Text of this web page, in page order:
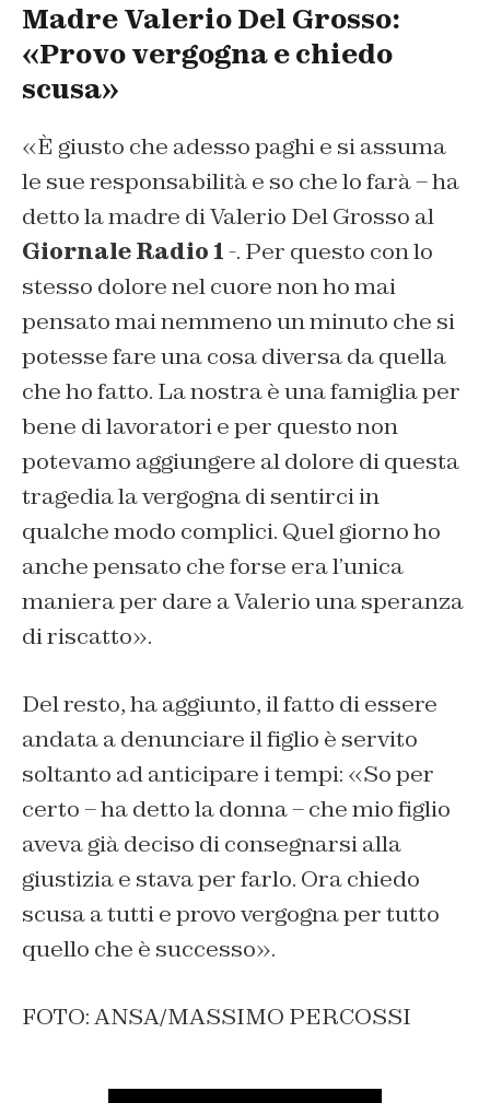
Madre Valerio Del Grosso:
«Provo vergogna e chiedo
scusa»
«È giusto che adesso paghi e si assuma
le sue responsabilità e so che lo farà – ha
detto la madre di Valerio Del Grosso al
Giornale Radio 1-. Per questo con lo
stesso dolore nel cuore non ho mai
pensato mai nemmeno un minuto che si
potesse fare una cosa diversa da quella
che ho fatto. La nostra è una famiglia per
bene di lavoratori e per questo non
potevamo aggiungere al dolore di questa
tragedia la vergogna di sentirci in
qualche modo complici. Quel giorno ho
anche pensato che forse era l’unica
maniera per dare a Valerio una speranza
di riscatto».
Del resto, ha aggiunto, il fatto di essere
andata a denunciare il figlio è servito
soltanto ad anticipare i tempi: «So per
certo – ha detto la donna – che mio figlio
aveva già deciso di consegnarsi alla
giustizia e stava per farlo. Ora chiedo
scusa a tutti e provo vergogna per tutto
quello che è successo».
FOTO: ANSA/MASSIMO PERCOSSI